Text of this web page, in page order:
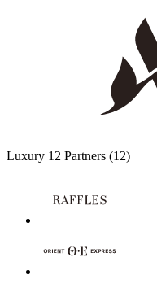
Luxury 12 Partners (12)